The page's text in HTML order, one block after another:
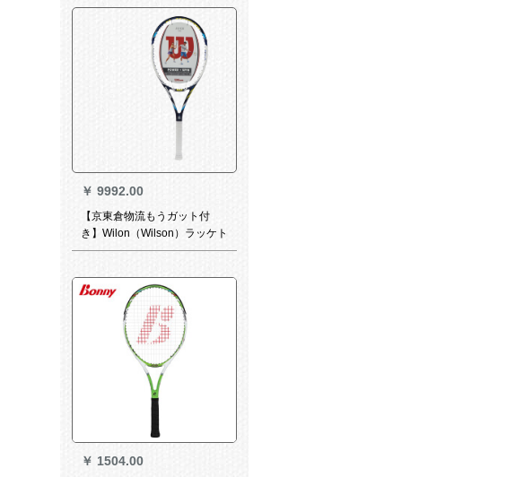
￥ 9992.00
【京東倉物流もうガット付
き】Wilon（Wilson）ラッケト
全木炭プロ級シングルケジッ
トモデルWRT 7193/262 g
￥ 1504.00